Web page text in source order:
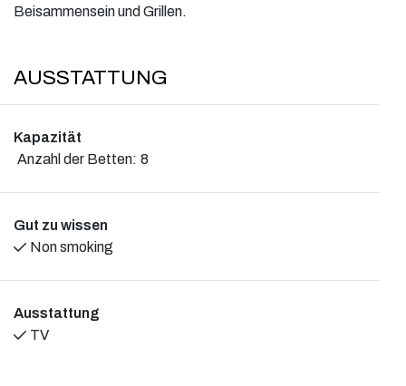
Beisammensein und Grillen.
AUSSTATTUNG
Kapazität
Anzahl der Betten: 8
Gut zu wissen
Non smoking
Ausstattung
TV